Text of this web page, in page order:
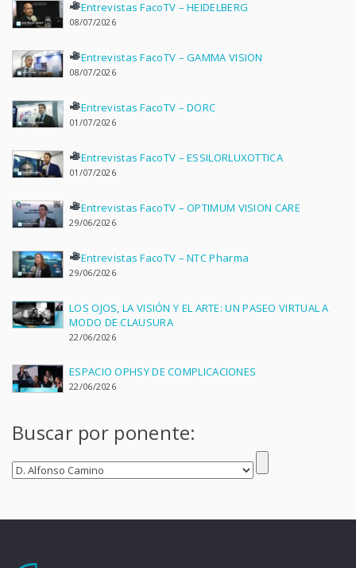
Entrevistas FacoTV – HEIDELBERG
08/07/2026
Entrevistas FacoTV – GAMMA VISION
08/07/2026
Entrevistas FacoTV – DORC
01/07/2026
Entrevistas FacoTV – ESSILORLUXOTTICA
01/07/2026
Entrevistas FacoTV – OPTIMUM VISION CARE
29/06/2026
Entrevistas FacoTV – NTC Pharma
29/06/2026
LOS OJOS, LA VISIÓN Y EL ARTE: UN PASEO VIRTUAL A
MODO DE CLAUSURA
22/06/2026
ESPACIO OPHSY DE COMPLICACIONES
22/06/2026
Buscar por ponente: